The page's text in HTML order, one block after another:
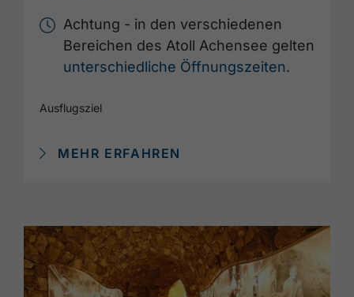
Achtung - in den verschiedenen
Bereichen des Atoll Achensee gelten
unterschiedliche Öffnungszeiten.
Ausflugsziel
MEHR ERFAHREN